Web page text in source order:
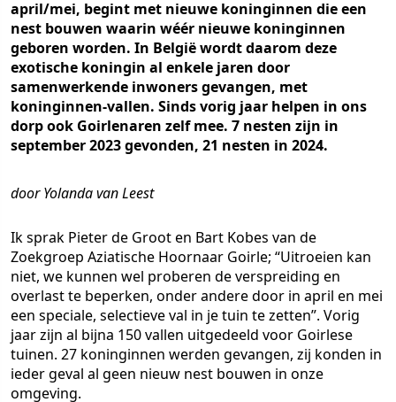
april/mei, begint met nieuwe koninginnen die een
nest bouwen waarin wéér nieuwe koninginnen
geboren worden. In België wordt daarom deze
exotische koningin al enkele jaren door
samenwerkende inwoners gevangen, met
koninginnen-vallen. Sinds vorig jaar helpen in ons
dorp ook Goirlenaren zelf mee. 7 nesten zijn in
september 2023 gevonden, 21 nesten in 2024.
door Yolanda van Leest
Ik sprak Pieter de Groot en Bart Kobes van de
Zoekgroep Aziatische Hoornaar Goirle; “Uitroeien kan
niet, we kunnen wel proberen de verspreiding en
overlast te beperken, onder andere door in april en mei
een speciale, selectieve val in je tuin te zetten”. Vorig
jaar zijn al bijna 150 vallen uitgedeeld voor Goirlese
tuinen. 27 koninginnen werden gevangen, zij konden in
ieder geval al geen nieuw nest bouwen in onze
omgeving.